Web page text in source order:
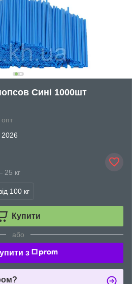
Сині 1000шт
опт
25 кг
100 кг
Купити
або
з